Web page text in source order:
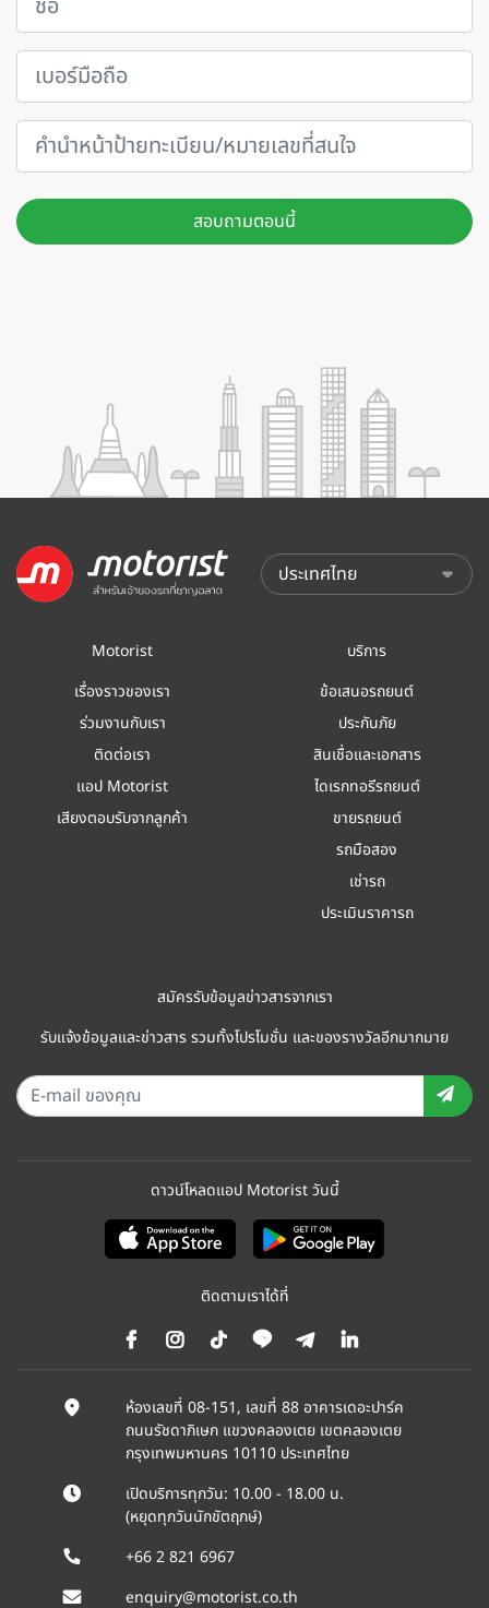
สอบถามตอนนี้
Motorist
เรื่องราวของเรา
ร่วมงานกับเรา
ติดต่อเรา
แอป Motorist
เสียงตอบรับจากลูกค้า
บริการ
ข้อเสนอรถยนต์
ประกันภัย
สินเชื่อและเอกสาร
ไดเรกทอรีรถยนต์
ขายรถยนต์
รถมือสอง
เช่ารถ
ประเมินราคารถ
สมัครรับข้อมูลข่าวสารจากเรา
รับแจ้งข้อมูลและข่าวสาร รวมทั้งโปรโมชั่น และของรางวัลอีกมากมาย
ดาวน์โหลดแอป Motorist วันนี้
ติดตามเราได้ที่
ห้องเลขที่ 08-151, เลขที่ 88 อาคารเดอะปาร์ค
ถนนรัชดาภิเษก แขวงคลองเตย เขตคลองเตย
กรุงเทพมหานคร 10110 ประเทศไทย
เปิดบริการทุกวัน: 10.00 - 18.00 น.
(หยุดทุกวันนักขัตฤกษ์)
+66 2 821 6967
enquiry@motorist.co.th